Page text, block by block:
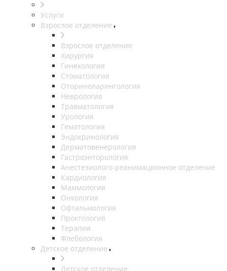
Услуги
Взрослое отделение
Взрослое отделение
Хирургия
Гинекология
Стоматология
Оториноларингология
Неврология
Травматология
Урология
Гематология
Эндокринология
Дерматовенерология
Гастроэнторология
Анестезиолого-реанимационное отделение
Кардиология
Маммология
Онкология
Офтальмология
Проктология
Терапия
Флебология
Детское отделение
Детское отделение